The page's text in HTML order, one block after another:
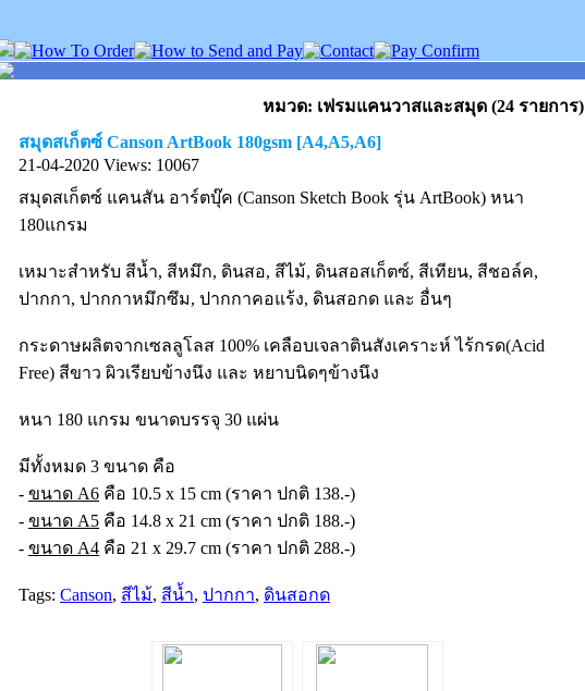
หมวด: เฟรมแคนวาสและสมุด (24 รายการ)
สมุดสเก็ตซ์ Canson ArtBook 180gsm [A4,A5,A6]
21-04-2020 Views: 10067
สมุดสเก็ตซ์ แคนสัน อาร์ตบุ๊ค (Canson Sketch Book รุ่น ArtBook) หนา
180แกรม
เหมาะสำหรับ สีน้ำ, สีหมึก, ดินสอ, สีไม้, ดินสอสเก็ตซ์, สีเทียน, สีชอล์ค,
ปากกา, ปากกาหมึกซึม, ปากกาคอแร้ง, ดินสอกด และ อื่นๆ
กระดาษผลิตจากเซลลูโลส 100% เคลือบเจลาตินสังเคราะห์ ไร้กรด(Acid
Free) สีขาว ผิวเรียบข้างนึง และ หยาบนิดๆข้างนึง
หนา 180 แกรม ขนาดบรรจุ 30 แผ่น
มีทั้งหมด 3 ขนาด คือ
- ขนาด A6 คือ 10.5 x 15 cm (ราคา ปกติ 138.-)
- ขนาด A5 คือ 14.8 x 21 cm (ราคา ปกติ 188.-)
- ขนาด A4 คือ 21 x 29.7 cm (ราคา ปกติ 288.-)
Tags: Canson, สีไม้, สีน้ำ, ปากกา, ดินสอกด